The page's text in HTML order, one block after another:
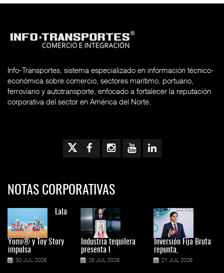
Info-Transportes, sistema especializado en información técnico-
económica sobre comercio, sectores marítimo, portuario,
ferroviario y autotransporte, enfocado a fortalecer la reputación
corporativa del sector en América del Norte.
NOTAS CORPORATIVAS
Lala
Yomi® y Toy Story
impulsa
30 JUL 2026
Industria tequilera
presenta l
28 JUL 2026
Inversión Fija Bruta
repunta,
21 JUL 2026